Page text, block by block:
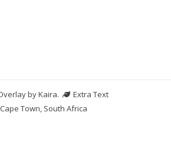
byKaira.
Extra Text
Cape Town, South Africa